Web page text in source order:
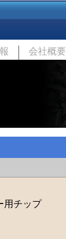
会社概要
用チップ